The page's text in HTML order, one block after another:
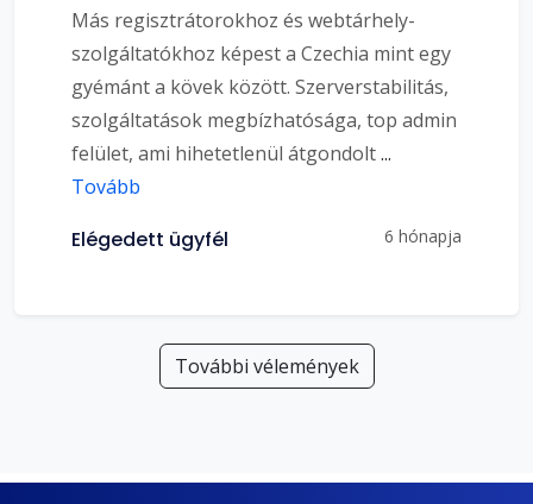
Más regisztrátorokhoz és webtárhely-
szolgáltatókhoz képest a Czechia mint egy
gyémánt a kövek között. Szerverstabilitás,
szolgáltatások megbízhatósága, top admin
felület, ami hihetetlenül átgondolt...
Tovább
Elégedett ügyfél 6 hónapja
További vélemények